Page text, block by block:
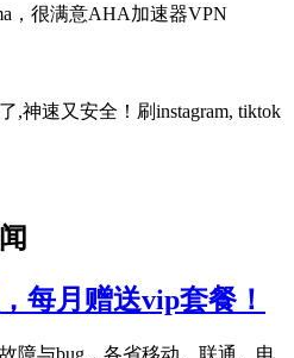
,神速又安全！刷instagram, tiktok
每月赠送vip套餐！
障与bug，各省移动、联通、电